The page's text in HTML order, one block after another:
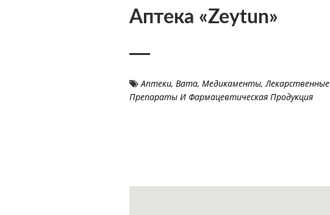
Аптека «Zeytun»
Аптеки, Вата, Медикаменты, Лекарственные
Препараты И Фармацевтическая Продукция